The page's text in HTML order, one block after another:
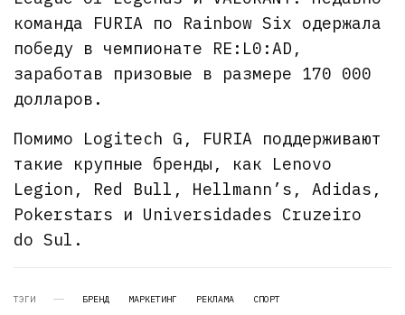
команда FURIA по Rainbow Six одержала
победу в чемпионате RE:L0:AD,
заработав призовые в размере 170 000
долларов.
Помимо Logitech G, FURIA поддерживают
такие крупные бренды, как Lenovo
Legion, Red Bull, Hellmann’s, Adidas,
Pokerstars и Universidades Cruzeiro
do Sul.
ТЭГИ БРЕНД МАРКЕТИНГ РЕКЛАМА СПОРТ